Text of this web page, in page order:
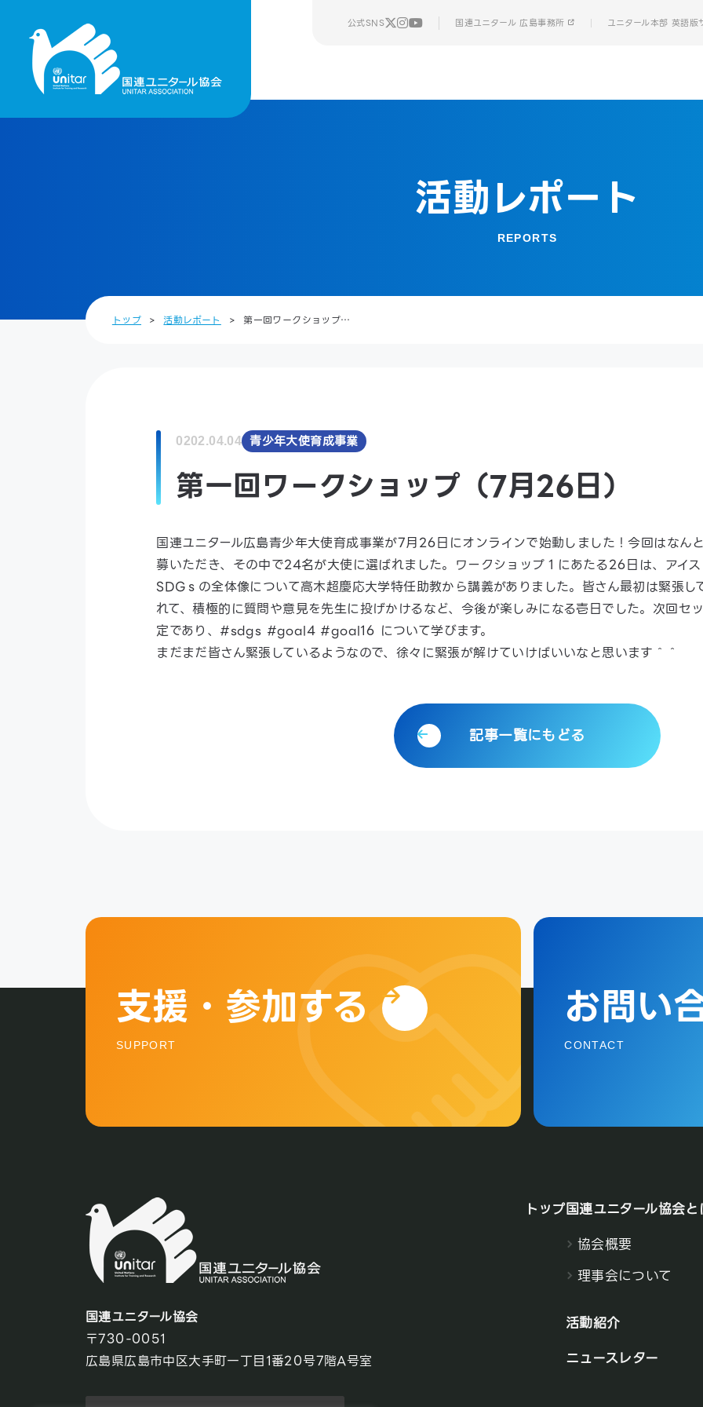
公式SNS 国連ユニタール 広島事務所 ユニタール本部 英語版
活動レポート
REPORTS
トップ 活動レポート 第一回ワークショップ…
0202.04.04 青少年大使育成事業
第一回ワークショップ（7月26日）
国連ユニタール広島青少年大使育成事業が7月26日にオンラインで始動しました！今回はなん
募いただき、その中で24名が大使に選ばれました。ワークショップ１にあたる26日は、アイ
SDGｓの全体像について高木超慶応大学特任助教から講義がありました。皆さん最初は緊張し
れて、積極的に質問や意見を先生に投げかけるなど、今後が楽しみになる壱日でした。次回セ
定であり、#sdgs #goal4 #goal16 について学びます。
まだまだ皆さん緊張しているようなので、徐々に緊張が解けていけばいいなと思います＾＾
記事一覧にもどる
支援・参加する
SUPPORT
お問い
CONTACT
国連ユニタール協会
〒730-0051
広島県広島市中区大手町一丁目1番20号7階A号室
トップ国連ユニタール協会
協会概要
理事会について
活動紹介
ニュースレター